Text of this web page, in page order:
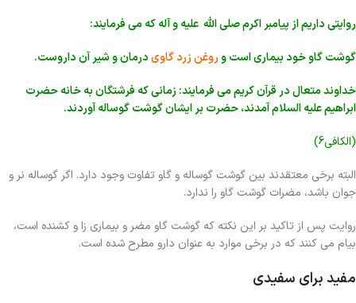
روایتی داریم از پیامبر اکرم صلی الله علیه و آله که می فرمایند:
گوشت گاو خود بیماری است وروغن زرد گاویدرمان و شیر آن داروست.
خداوند متعال در قرآن کریم می فرمایند: زمانی که فرشتگان به خانه حضرت
ابراهیم علیه السلام آمدند، حضرت بر ایشان گوشت گوساله آوردند.
(الکافی6)
البته برخی معتقدند بین گوشت گوساله و گاو تفاوت وجود دارد. اگر گوساله نر و
جوان باشد، مضرات گوشت گاو را ندارد.
روایت پس از تاکید بر این نکته که گوشت گاو مضر و بیماری زا و کشنده است،
بیام می کنند که در برخی موارد به عنوان دارو مطرح شده است.
مفید برای سفیدی